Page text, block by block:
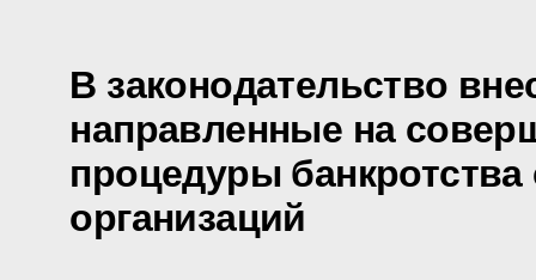
В законодательство
направленные на
процедуры
организаций